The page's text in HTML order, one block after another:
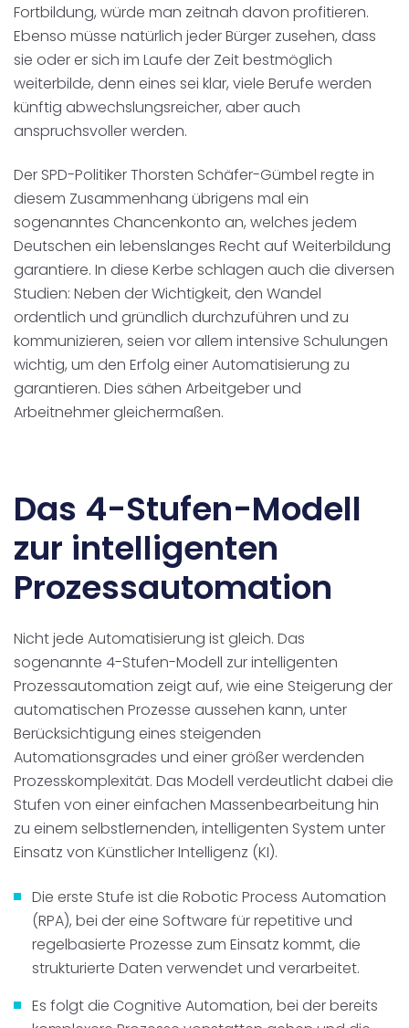
Fortbildung, würde man zeitnah davon profitieren.
Ebenso müsse natürlich jeder Bürger zusehen, dass
sie oder er sich im Laufe der Zeit bestmöglich
weiterbilde, denn eines sei klar, viele Berufe werden
künftig abwechslungsreicher, aber auch
anspruchsvoller werden.
Der SPD-Politiker Thorsten Schäfer-Gümbel regte in
diesem Zusammenhang übrigens mal ein
sogenanntes Chancenkonto an, welches jedem
Deutschen ein lebenslanges Recht auf Weiterbildung
garantiere. In diese Kerbe schlagen auch die diversen
Studien: Neben der Wichtigkeit, den Wandel
ordentlich und gründlich durchzuführen und zu
kommunizieren, seien vor allem intensive Schulungen
wichtig, um den Erfolg einer Automatisierung zu
garantieren. Dies sähen Arbeitgeber und
Arbeitnehmer gleichermaßen.
Das 4-Stufen-Modell
zur intelligenten
Prozessautomation
Nicht jede Automatisierung ist gleich. Das
sogenannte 4-Stufen-Modell zur intelligenten
Prozessautomation zeigt auf, wie eine Steigerung der
automatischen Prozesse aussehen kann, unter
Berücksichtigung eines steigenden
Automationsgrades und einer größer werdenden
Prozesskomplexität. Das Modell verdeutlicht dabei die
Stufen von einer einfachen Massenbearbeitung hin
zu einem selbstlernenden, intelligenten System unter
Einsatz von Künstlicher Intelligenz (KI).
Die erste Stufe ist die Robotic Process Automation
(RPA), bei der eine Software für repetitive und
regelbasierte Prozesse zum Einsatz kommt, die
strukturierte Daten verwendet und verarbeitet.
Es folgt die Cognitive Automation, bei der bereits